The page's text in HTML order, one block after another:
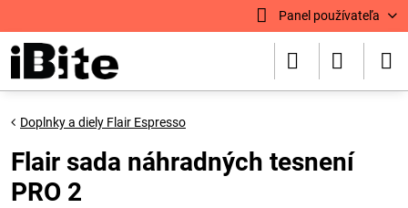
Panel používateľa
Doplnky a diely Flair Espresso
Flair sada náhradných tesnení
PRO 2